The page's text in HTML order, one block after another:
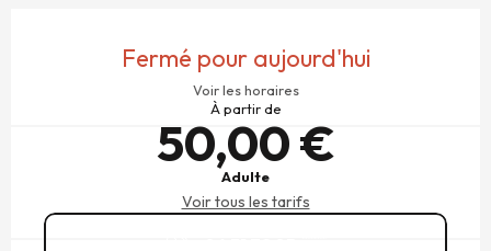
Fermé pour aujourd'hui
Voir les horaires
À partir de
50,00 €
Adulte
Voir tous les tarifs